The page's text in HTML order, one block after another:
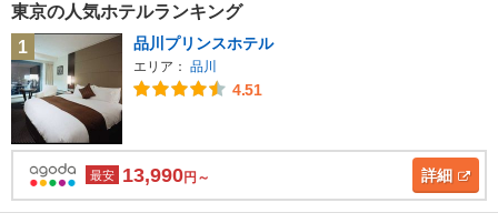
東京の人気ホテルランキング
1
品川プリンスホテル
エリア： 品川
4.51
最安 13,990円～ 詳細